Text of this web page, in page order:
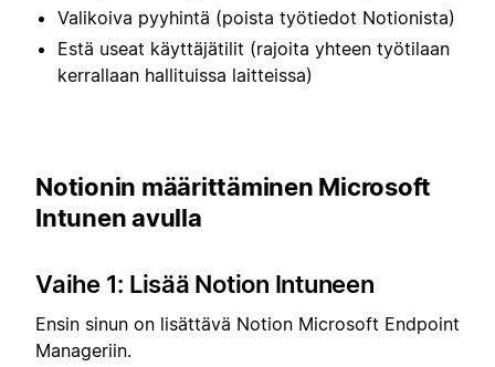
Valikoiva pyyhintä (poista työtiedot Notionista)
Estä useat käyttäjätilit (rajoita yhteen työtilaan
kerrallaan hallituissa laitteissa)
Notionin määrittäminen Microsoft
Intunen avulla
Vaihe 1: Lisää Notion Intuneen
Ensin sinun on lisättävä Notion Microsoft Endpoint
Manageriin.